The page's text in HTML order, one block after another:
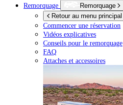
Remorquage
Remorquage
Retour au menu principal
Commencer une réservation
Vidéos explicatives
Conseils pour le remorquage
FAQ
Attaches et accessoires